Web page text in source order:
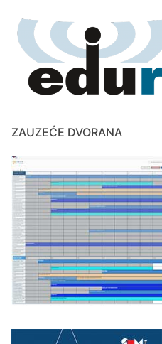
ZAUZEĆE DVORANA